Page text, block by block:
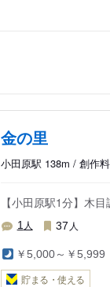
金の里
小田原駅 138m / 創作
【小田原駅1分】木
1人 37 人
￥5,000～￥5,999
貯まる・使える